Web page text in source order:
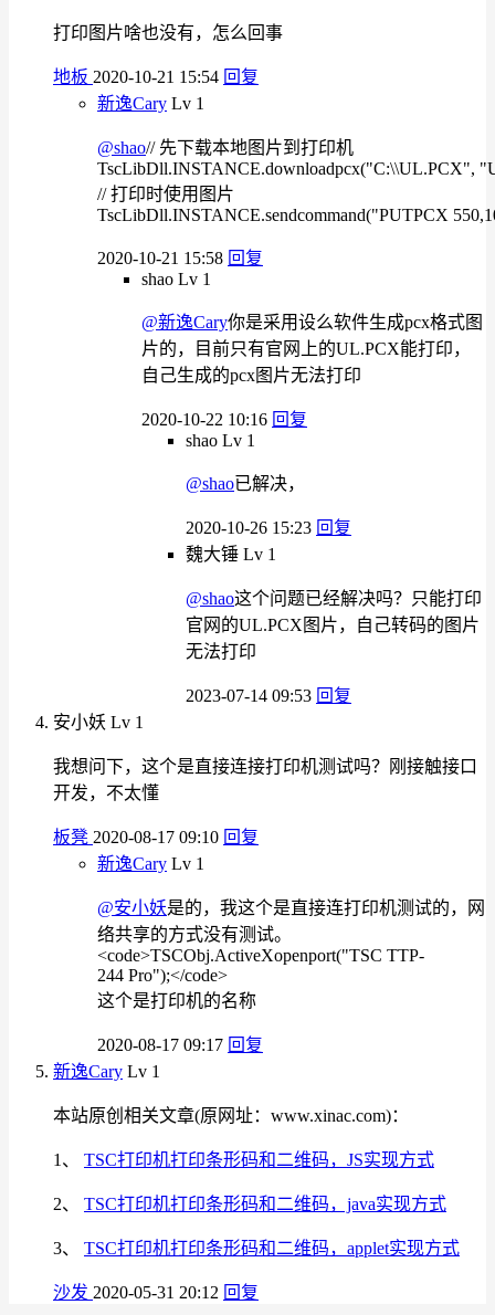
打印图片啥也没有，怎么回事
地板 2020-10-21 15:54 回复
新逸Cary Lv 1
@shao// 先下载本地图片到打印机
TscLibDll.INSTANCE.downloadpcx("C:\\UL.PCX",
// 打印时使用图片
TscLibDll.INSTANCE.sendcommand("PUTPCX
2020-10-21 15:58 回复
shao Lv 1
@新逸Cary你是采用设么软件生成pcx格式图
片的，目前只有官网上的UL.PCX能打印，
自己生成的pcx图片无法打印
2020-10-22 10:16 回复
shao Lv 1
@shao已解决，
2020-10-26 15:23 回复
魏大锤 Lv 1
@shao这个问题已经解决吗？只能打印
官网的UL.PCX图片，自己转码的图片
无法打印
2023-07-14 09:53 回复
安小妖 Lv 1
我想问下，这个是直接连接打印机测试吗？刚接触接口
开发，不太懂
板凳 2020-08-17 09:10 回复
新逸Cary Lv 1
@安小妖是的，我这个是直接连打印机测试的，网
络共享的方式没有测试。
<code>TSCObj.ActiveXopenport("TSC TTP-
244 Pro");</code>
这个是打印机的名称
2020-08-17 09:17 回复
新逸Cary Lv 1
本站原创相关文章(原网址：www.xinac.com)：
1、 TSC打印机打印条形码和二维码，JS实现方式
2、 TSC打印机打印条形码和二维码，java实现方式
3、 TSC打印机打印条形码和二维码，applet实现方式
沙发 2020-05-31 20:12 回复